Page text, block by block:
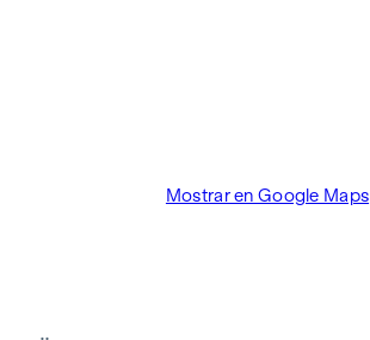
Mostrar en Google Maps